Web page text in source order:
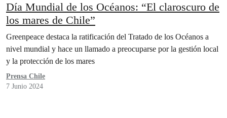
Día Mundial de los Océanos: “El claroscuro de
los mares de Chile”
Greenpeace destaca la ratificación del Tratado de los Océanos a
nivel mundial y hace un llamado a preocuparse por la gestión local
y la protección de los mares
Prensa Chile
7 Junio 2024